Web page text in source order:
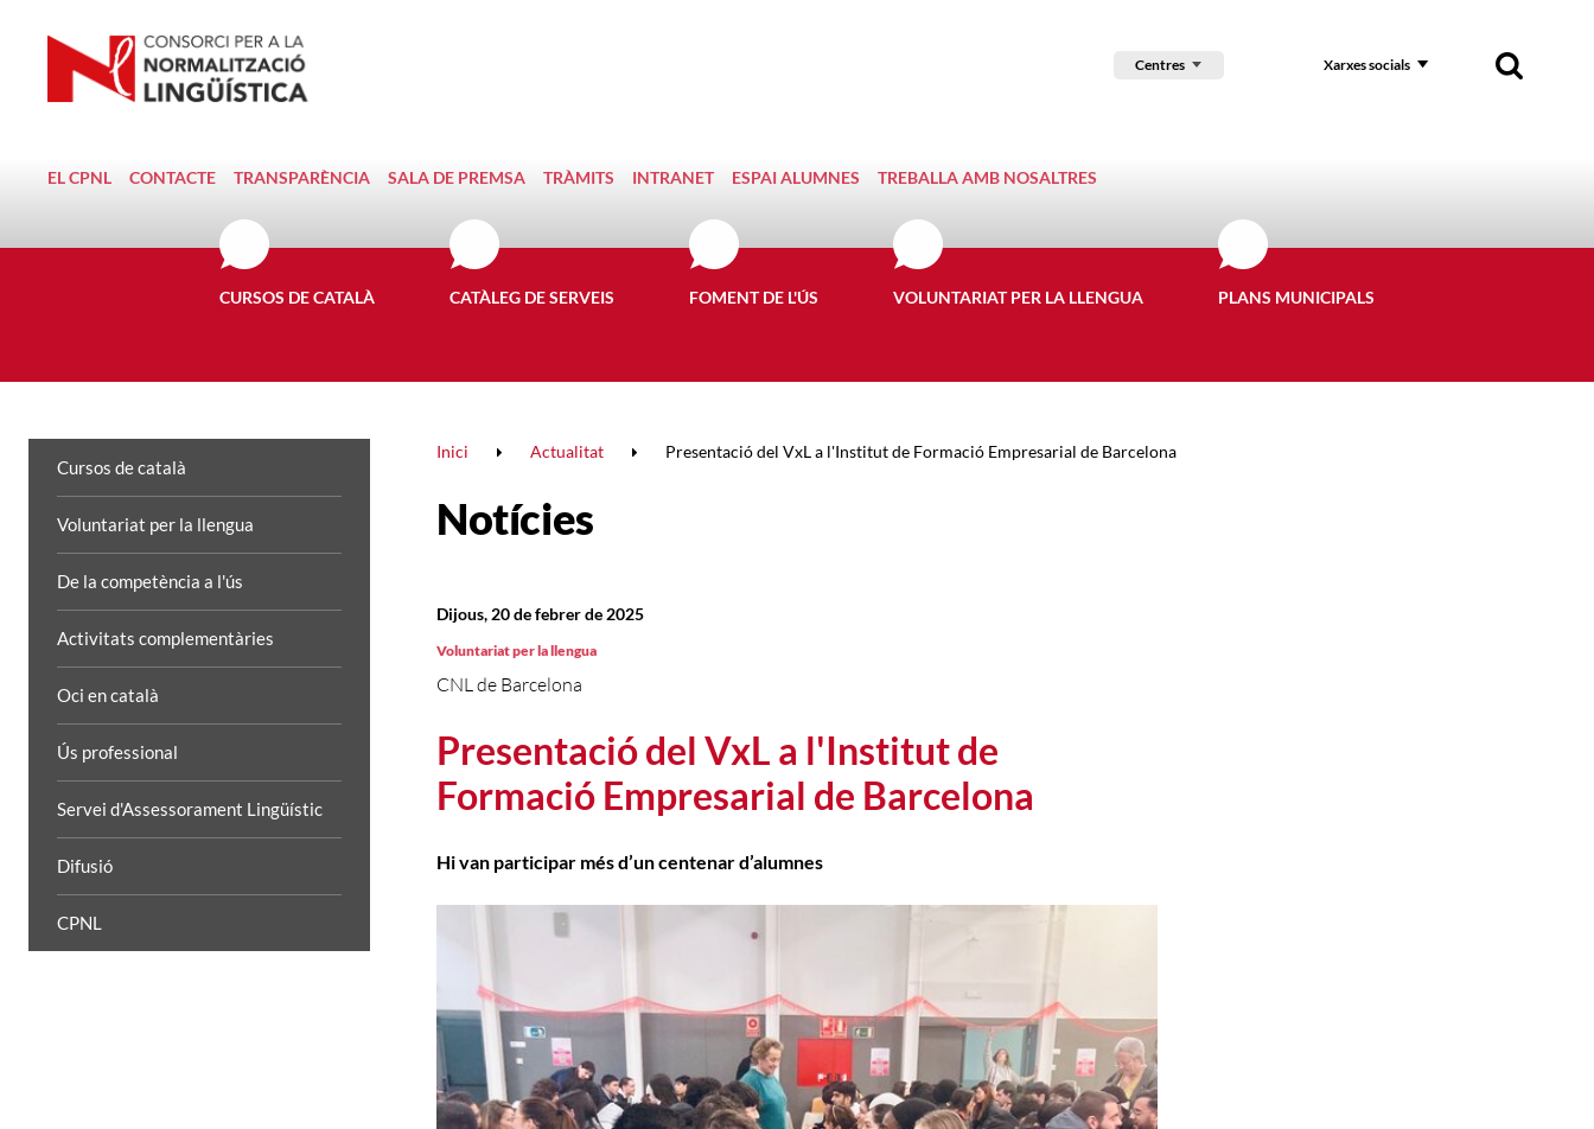
Centres Xarxes socials
EL CPNL CONTACTE TRANSPARÈNCIA SALA DE PREMSA TRÀMITS INTRANET ESPAI ALUMNES TREBALLA AMB NOSALTRES
CURSOS DE CATALÀ CATÀLEG DE SERVEIS FOMENT DE L'ÚS VOLUNTARIAT PER LA LLENGUA PLANS MUNICIPALS
Cursos de català
Voluntariat per la llengua
De la competència a l'ús
Activitats complementàries
Oci en català
Ús professional
Servei d'Assessorament Lingüístic
Difusió
CPNL
Inici Actualitat Presentació del VxL a l'Institut de Formació Empresarial de Barcelona
Notícies
Presentació del VxL a l'Institut de
Formació Empresarial de Barcelona
CNL de Barcelona
Dijous, 20 de febrer de 2025
Voluntariat per la llengua
Hi van participar més d’un centenar d’alumnes